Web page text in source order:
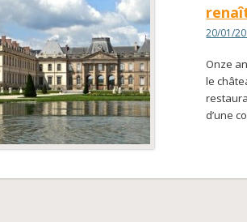
20/01/
Onze
le
d’une